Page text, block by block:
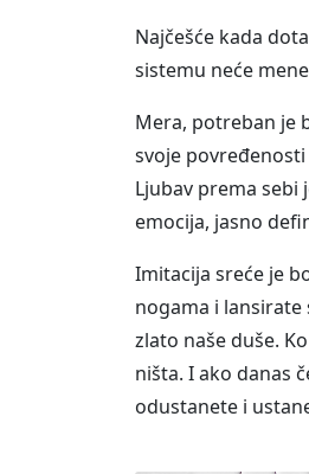
Najčešće kada
sistemu neće
Mera, potreban je
svoje
Ljubav prema sebi
emocija, jasno
Imitacija sreće je
nogama i
zlato naše duše.
ništa. I ako danas
odustanete i